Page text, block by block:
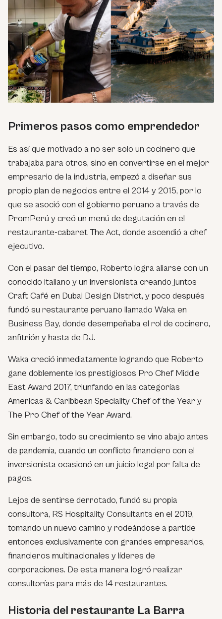
Primeros pasos como emprendedor
Es así que motivado a no ser solo un cocinero que
trabajaba para otros, sino en convertirse en el mejor
empresario de la industria, empezó a diseñar sus
propio plan de negocios entre el 2014 y 2015, por lo
que se asoció con el gobierno peruano a través de
PromPerú y creó un menú de degutación en el
restaurante-cabaret The Act, donde ascendió a chef
ejecutivo.
Con el pasar del tiempo, Roberto logra aliarse con un
conocido italiano y un inversionista creando juntos
Craft Café en Dubai Design District, y poco después
fundó su restaurante peruano llamado Waka en
Business Bay, donde desempeñaba el rol de cocinero,
anfitrión y hasta de DJ.
Waka creció inmediatamente logrando que Roberto
gane doblemente los prestigiosos Pro Chef Middle
East Award 2017, triunfando en las categorías
Americas & Caribbean Speciality Chef of the Year y
The Pro Chef of the Year Award.
Sin embargo, todo su crecimiento se vino abajo antes
de pandemia, cuando un conflicto financiero con el
inversionista ocasionó en un juicio legal por falta de
pagos.
Lejos de sentirse derrotado, fundó su propia
consultora, RS Hospitality Consultants en el 2019,
tomando un nuevo camino y rodeándose a partide
entonces exclusivamente con grandes empresarios,
financieros multinacionales y líderes de
corporaciones. De esta manera logró realizar
consultorías para más de 14 restaurantes.
Historia del restaurante La Barra